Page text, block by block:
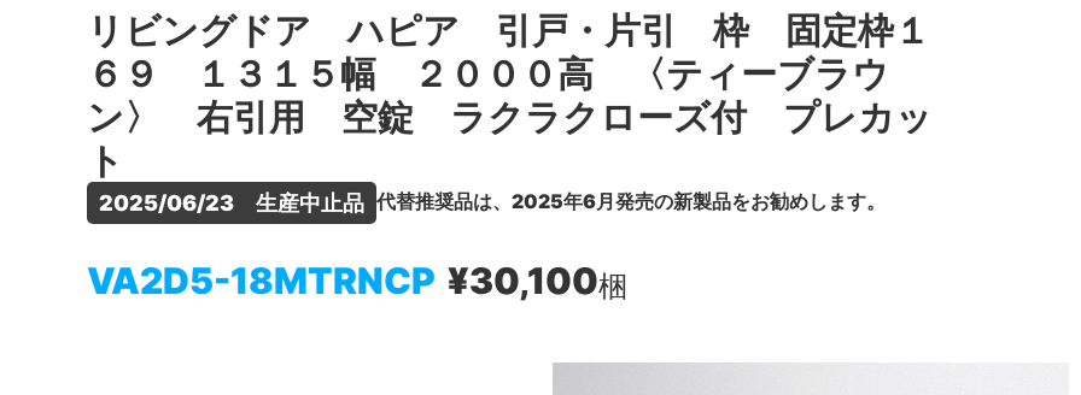
リビングドア ハピア 引戸・片引 枠 固定枠１
６９ １３１５幅 ２０００高 〈ティーブラウ
ン〉 右引用 空錠 ラクラクローズ付 プレカッ
ト
2025/06/23　生産中止品 代替推奨品は、2025年6月発売の新製品をお勧めします。
VA2D5-18MTRNCP ¥30,100梱